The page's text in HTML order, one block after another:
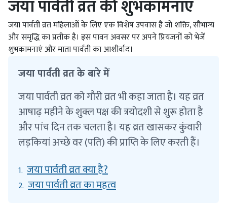
जया पार्वती व्रत की शुभकामनाएं
जया पार्वती व्रत महिलाओं के लिए एक विशेष उपवास है जो शक्ति, सौभाग्य
और समृद्धि का प्रतीक है। इस पावन अवसर पर अपने प्रियजनों को भेजें
शुभकामनाएं और माता पार्वती का आशीर्वाद।
जया पार्वती व्रत के बारे में
जया पार्वती व्रत को गौरी व्रत भी कहा जाता है। यह व्रत
आषाढ़ महीने के शुक्ल पक्ष की त्रयोदशी से शुरू होता है
और पांच दिन तक चलता है। यह व्रत खासकर कुंवारी
लड़कियां अच्छे वर (पति) की प्राप्ति के लिए करती हैं।
1. जया पार्वती व्रत क्या है?
2. जया पार्वती व्रत का महत्व